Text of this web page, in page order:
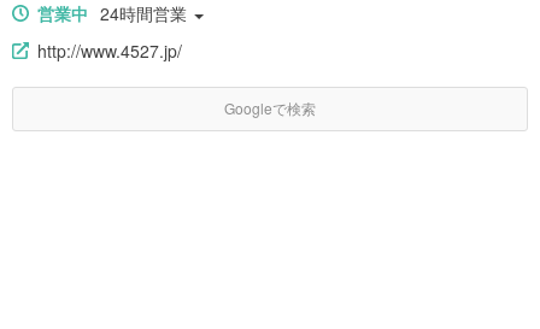
営業中 24時間営業
http://www.4527.jp/
Googleで検索